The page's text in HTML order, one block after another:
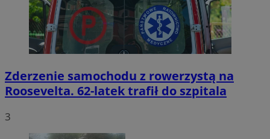
Zderzenie samochodu z rowerzystą na
Roosevelta. 62-latek trafił do szpitala
3